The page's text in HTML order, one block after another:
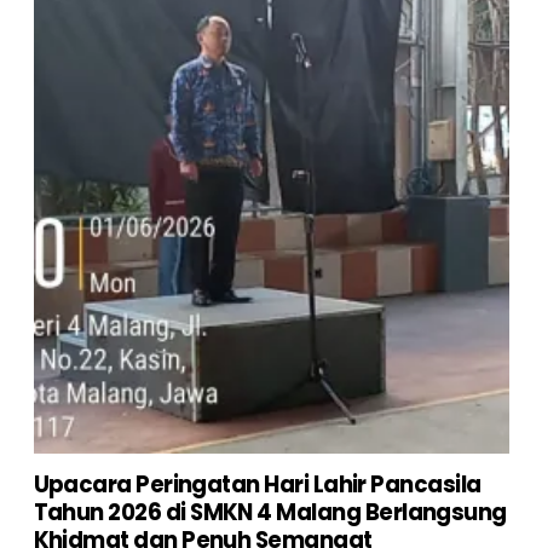
Upacara Peringatan Hari Lahir Pancasila
Tahun 2026 di SMKN 4 Malang Berlangsung
Khidmat dan Penuh Semangat